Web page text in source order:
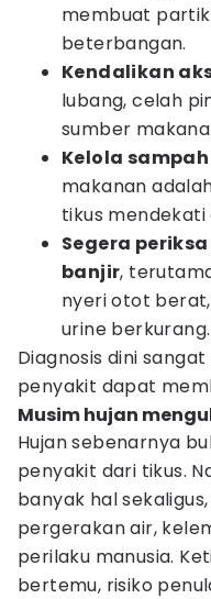
membuat
beterbangan.
Kendalikan
lubang, celah
sumber
Kelola
makanan
tikus
Segera
banjir,
nyeri otot
urine berkurang.
Diagnosis dini
penyakit dapat
Musim hujan
Hujan sebenarnya
penyakit dari tikus.
banyak hal
pergerakan air,
perilaku manusia.
bertemu, risiko